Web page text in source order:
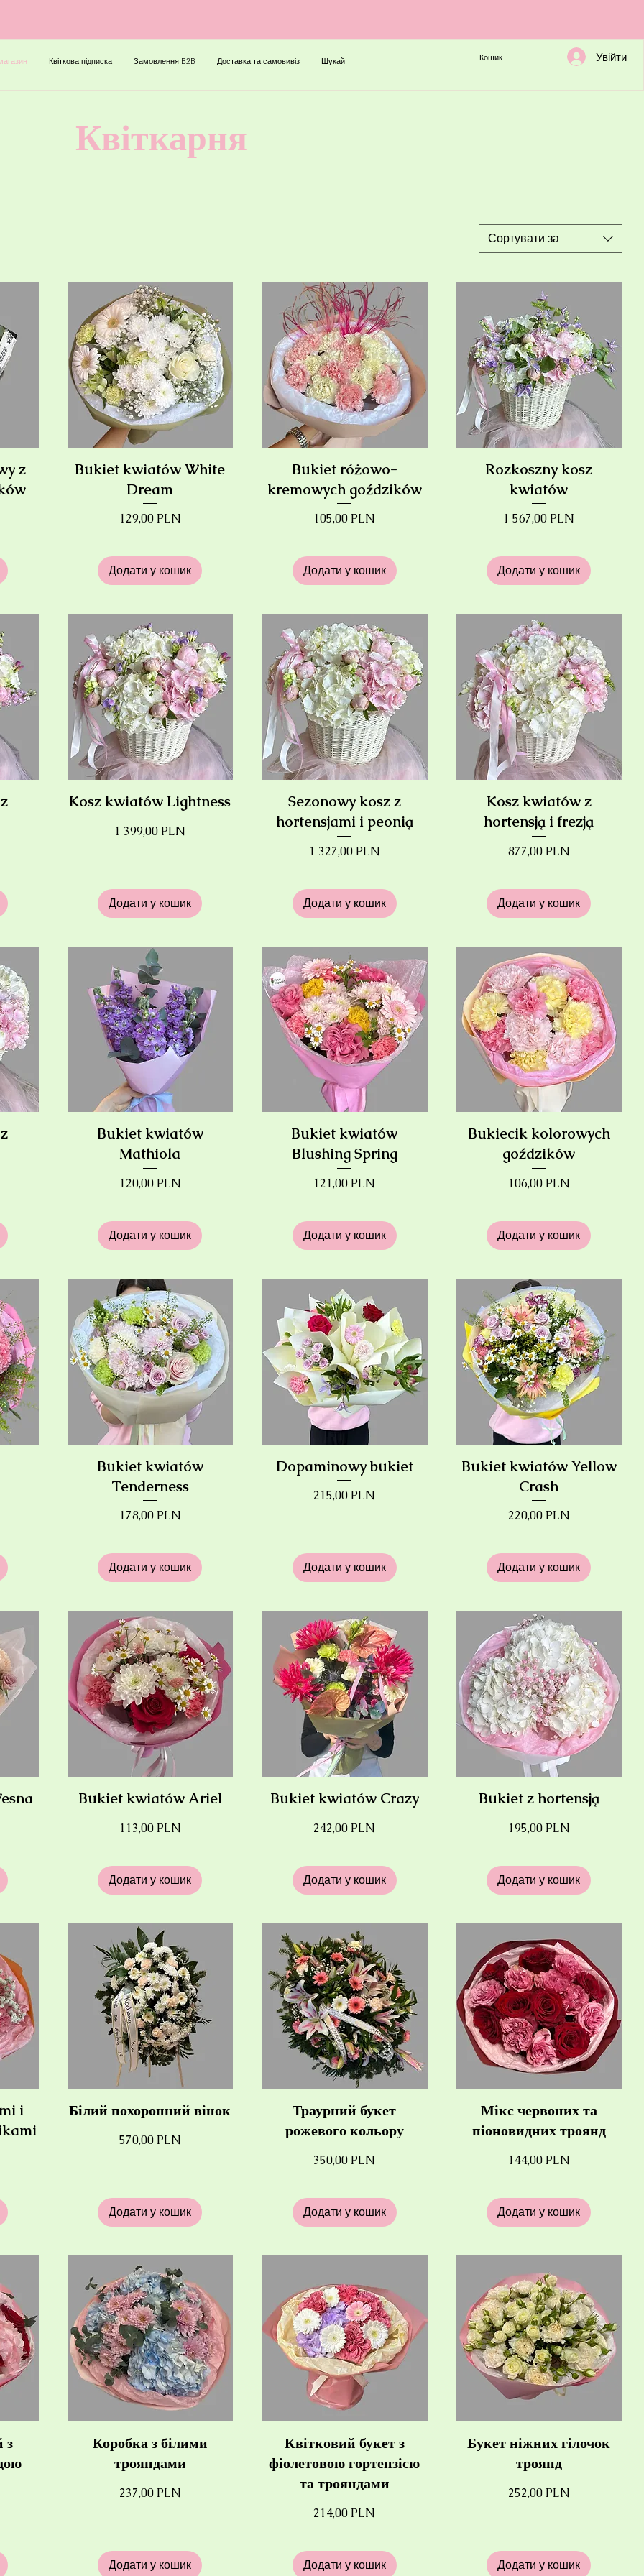
Квіткова підписка Замовлення B2B Доставка та самовивіз Шукай Кошик Увійти
Квіткарня
Сортувати за
z
Bukiet kwiatów White
Dream
Ціна
129,00 PLN
Додати у кошик
Bukiet różowo-
kremowych goździków
Ціна
105,00 PLN
Додати у кошик
Rozkoszny kosz
kwiatów
Ціна
1 567,00 PLN
Додати у кошик
Kosz kwiatów Lightness
Ціна
1 399,00 PLN
Додати у кошик
Sezonowy kosz z
hortensjami i peonią
Ціна
1 327,00 PLN
Додати у кошик
Kosz kwiatów z
hortensją i frezją
Ціна
877,00 PLN
Додати у кошик
Bukiet kwiatów
Mathiola
Ціна
120,00 PLN
Додати у кошик
Bukiet kwiatów
Blushing Spring
Ціна
121,00 PLN
Додати у кошик
Bukiecik kolorowych
goździków
Ціна
106,00 PLN
Додати у кошик
Bukiet kwiatów
Tenderness
Ціна
178,00 PLN
Додати у кошик
Dopaminowy bukiet
Ціна
215,00 PLN
Додати у кошик
Bukiet kwiatów Yellow
Crash
Ціна
220,00 PLN
Додати у кошик
Bukiet kwiatów Ariel
Ціна
113,00 PLN
Додати у кошик
Bukiet kwiatów Crazy
Ціна
242,00 PLN
Додати у кошик
Bukiet z hortensją
Ціна
195,00 PLN
Додати у кошик
i
Білий похоронний вінок
Ціна
570,00 PLN
Додати у кошик
Траурний букет
рожевого кольору
Ціна
350,00 PLN
Додати у кошик
Мікс червоних та
піоновидних троянд
Ціна
144,00 PLN
Додати у кошик
з
Коробка з білими
трояндами
Ціна
237,00 PLN
Додати у кошик
Квітковий букет з
фіолетовою гортензією
та трояндами
Ціна
214,00 PLN
Додати у кошик
Букет ніжних гілочок
троянд
Ціна
252,00 PLN
Додати у кошик